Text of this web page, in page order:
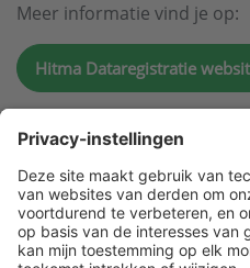
Meer informatie vind je op:
Hitma Dataregistratie
Klantenservice
Contact met ATAL